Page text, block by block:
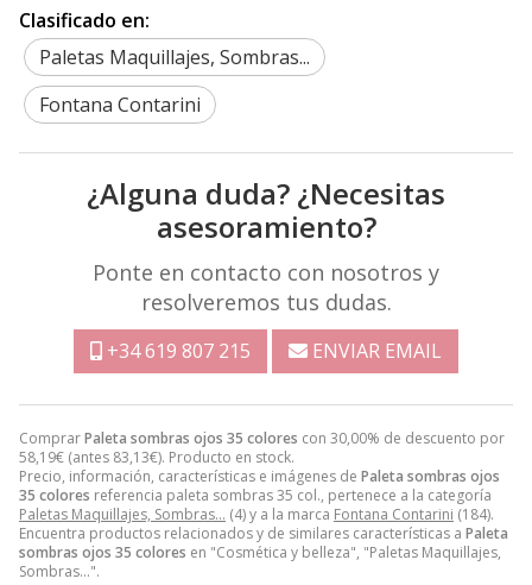
ComprarPaleta sombras ojos 35 colores con 30,00% de descuento por
58,19€ (antes 83,13€). Producto en stock.
Precio, información, características e imágenes de Paleta sombras ojos
35 colores referencia paleta sombras 35 col., pertenece a la categoría
Paletas Maquillajes, Sombras... (4) y a la marca Fontana Contarini (184).
Encuentra productos relacionados y de similares características a Paleta
sombras ojos 35 colores en "Cosmética y belleza", "Paletas Maquillajes,
Sombras...".
Clasificado en:
Paletas Maquillajes, Sombras...
Fontana Contarini
¿Alguna duda? ¿Necesitas
asesoramiento?
Ponte en contacto con nosotros y
resolveremos tus dudas.
+34 619 807 215 ENVIAR EMAIL